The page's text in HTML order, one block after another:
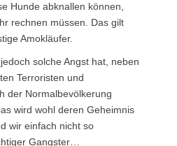
Hunde abknallen können,
rechnen müssen. Das gilt
Amokläufer.
solche Angst hat, neben
Terroristen und
der Normalbevölkerung
wird wohl deren Geheimnis
wir einfach nicht so
Gangster…